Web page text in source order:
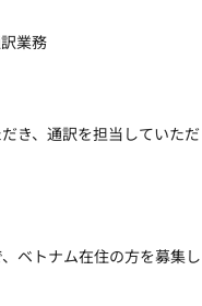
業務
き、通訳を担当していただ
ベトナム在住の方を募集し